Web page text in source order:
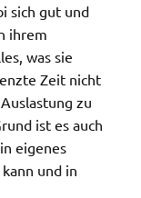
sich gut und
ihrem
was sie
Zeit nicht
zu
ist es auch
eigenes
und in